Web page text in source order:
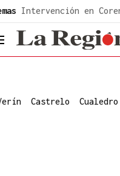
Intervención en
Castrelo Cualedro